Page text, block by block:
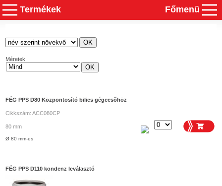
Termékek Főmenü
Méretek
FÉG PPS D80 Központosító bilics gégecsőhöz
Cikkszám: ACC080CP
80 mm
Ø 80 mm-es
FÉG PPS D110 kondenz leválasztó